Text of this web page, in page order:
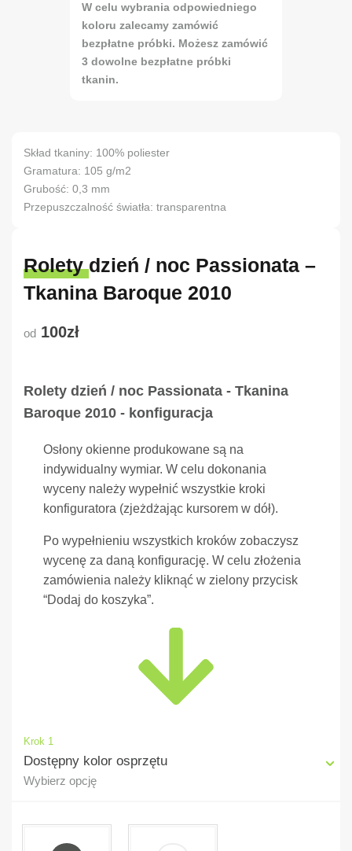
W celu wybrania odpowiedniego
koloru zalecamy zamówić
bezpłatne próbki. Możesz zamówić
3 dowolne bezpłatne próbki
tkanin.
Skład tkaniny: 100% poliester
Gramatura: 105 g/m2
Grubość: 0,3 mm
Przepuszczalność światła: transparentna
Rolety dzień / noc Passionata –
Tkanina Baroque 2010
od 100zł
Rolety dzień / noc Passionata - Tkanina
Baroque 2010 - konfiguracja
Osłony okienne produkowane są na
indywidualny wymiar. W celu dokonania
wyceny należy wypełnić wszystkie kroki
konfiguratora (zjeżdżając kursorem w dół).
Po wypełnieniu wszystkich kroków zobaczysz
wycenę za daną konfigurację. W celu złożenia
zamówienia należy kliknąć w zielony przycisk
“Dodaj do koszyka”.
Krok 1
Dostępny kolor osprzętu
Wybierz opcję